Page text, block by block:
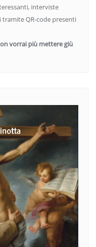
interviste
tramite QR-code presenti
vorrai più mettere giù